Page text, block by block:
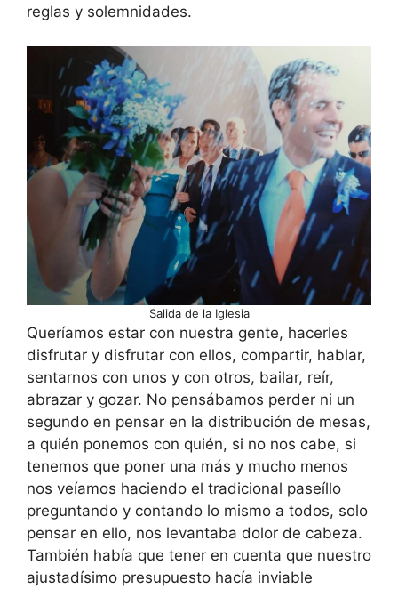
reglas y solemnidades.
Salida de la Iglesia
Queríamos estar con nuestra gente, hacerles
disfrutar y disfrutar con ellos, compartir, hablar,
sentarnos con unos y con otros, bailar, reír,
abrazar y gozar. No pensábamos perder ni un
segundo en pensar en la distribución de mesas,
a quién ponemos con quién, si no nos cabe, si
tenemos que poner una más y mucho menos
nos veíamos haciendo el tradicional paseíllo
preguntando y contando lo mismo a todos, solo
pensar en ello, nos levantaba dolor de cabeza.
También había que tener en cuenta que nuestro
ajustadísimo presupuesto hacía inviable